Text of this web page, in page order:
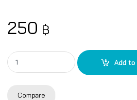
250 ฿
ชั้นวางอเนกประสงค์ KEYWAY รุ่น AE-219
Add
Compare